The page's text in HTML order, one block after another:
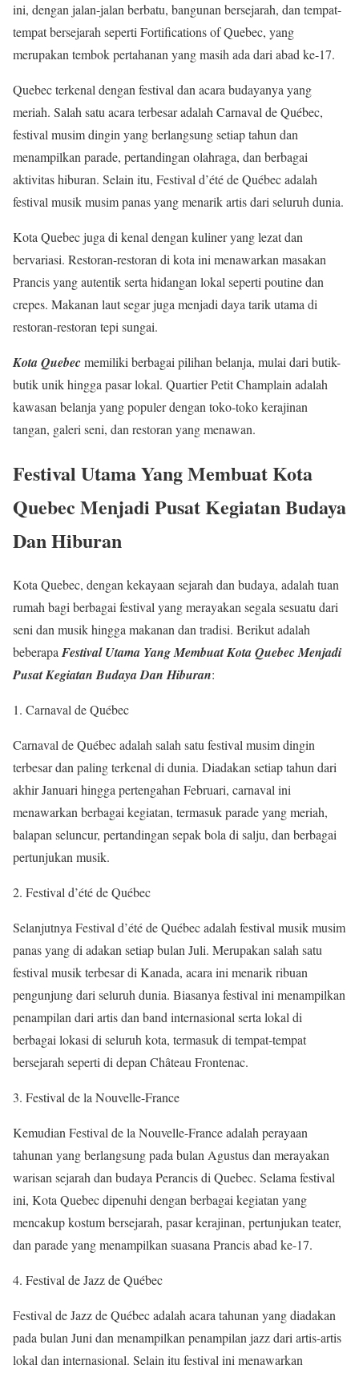
ini, dengan jalan-jalan berbatu, bangunan bersejarah, dan tempat-
tempat bersejarah seperti Fortifications of Quebec, yang
merupakan tembok pertahanan yang masih ada dari abad ke-17.
Quebec terkenal dengan festival dan acara budayanya yang
meriah. Salah satu acara terbesar adalah Carnaval de Québec,
festival musim dingin yang berlangsung setiap tahun dan
menampilkan parade, pertandingan olahraga, dan berbagai
aktivitas hiburan. Selain itu, Festival d’été de Québec adalah
festival musik musim panas yang menarik artis dari seluruh dunia.
Kota Quebec juga di kenal dengan kuliner yang lezat dan
bervariasi. Restoran-restoran di kota ini menawarkan masakan
Prancis yang autentik serta hidangan lokal seperti poutine dan
crepes. Makanan laut segar juga menjadi daya tarik utama di
restoran-restoran tepi sungai.
Kota Quebecmemiliki berbagai pilihan belanja, mulai dari butik-
butik unik hingga pasar lokal. Quartier Petit Champlain adalah
kawasan belanja yang populer dengan toko-toko kerajinan
tangan, galeri seni, dan restoran yang menawan.
Festival Utama Yang Membuat Kota
Quebec Menjadi Pusat Kegiatan Budaya
Dan Hiburan
Kota Quebec, dengan kekayaan sejarah dan budaya, adalah tuan
rumah bagi berbagai festival yang merayakan segala sesuatu dari
seni dan musik hingga makanan dan tradisi. Berikut adalah
beberapa Festival Utama Yang Membuat Kota Quebec Menjadi
Pusat Kegiatan Budaya Dan Hiburan:
1. Carnaval de Québec
Carnaval de Québec adalah salah satu festival musim dingin
terbesar dan paling terkenal di dunia. Diadakan setiap tahun dari
akhir Januari hingga pertengahan Februari, carnaval ini
menawarkan berbagai kegiatan, termasuk parade yang meriah,
balapan seluncur, pertandingan sepak bola di salju, dan berbagai
pertunjukan musik.
2. Festival d’été de Québec
Selanjutnya Festival d’été de Québec adalah festival musik musim
panas yang di adakan setiap bulan Juli. Merupakan salah satu
festival musik terbesar di Kanada, acara ini menarik ribuan
pengunjung dari seluruh dunia. Biasanya festival ini menampilkan
penampilan dari artis dan band internasional serta lokal di
berbagai lokasi di seluruh kota, termasuk di tempat-tempat
bersejarah seperti di depan Château Frontenac.
3. Festival de la Nouvelle-France
Kemudian Festival de la Nouvelle-France adalah perayaan
tahunan yang berlangsung pada bulan Agustus dan merayakan
warisan sejarah dan budaya Perancis di Quebec. Selama festival
ini, Kota Quebec dipenuhi dengan berbagai kegiatan yang
mencakup kostum bersejarah, pasar kerajinan, pertunjukan teater,
dan parade yang menampilkan suasana Prancis abad ke-17.
4. Festival de Jazz de Québec
Festival de Jazz de Québec adalah acara tahunan yang diadakan
pada bulan Juni dan menampilkan penampilan jazz dari artis-artis
lokal dan internasional. Selain itu festival ini menawarkan